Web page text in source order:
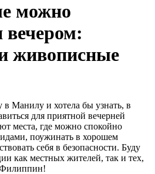
можно
вечером:
живописные
в Манилу и хотела бы узнать, в
для приятной вечерней
места, где можно спокойно
поужинать в хорошем
себя в безопасности. Буду
как местных жителей, так и тех,
Филиппин!